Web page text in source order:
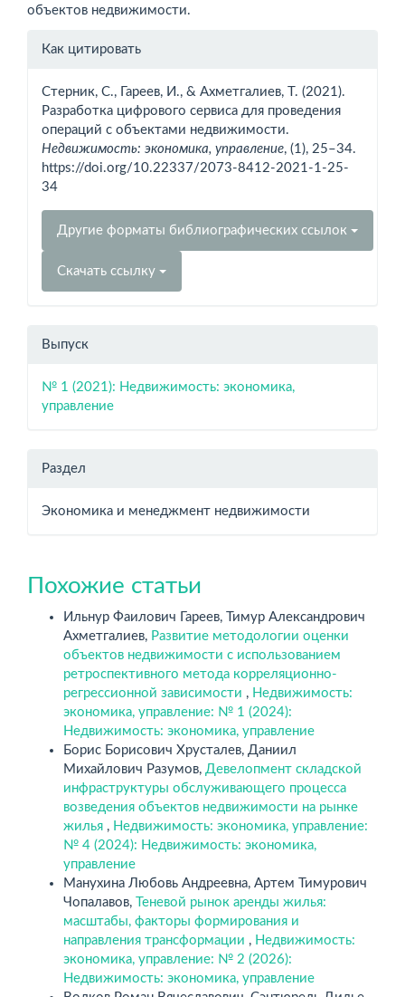
объектов недвижимости.
Информация
Как цитировать
Стерник, С., Гареев, И., & Ахметгалиев, Т. (2021).
Разработка цифрового сервиса для проведения
операций с объектами недвижимости.
Недвижимость: экономика, управление, (1), 25–34.
https://doi.org/10.22337/2073-8412-2021-1-25-
34
Другие форматы библиографических ссылок
Скачать ссылку
Выпуск
№ 1 (2021): Недвижимость: экономика,
управление
Раздел
Экономика и менеджмент недвижимости
Похожие статьи
Ильнур Фаилович Гареев, Тимур Александрович
Ахметгалиев, Развитие методологии оценки
объектов недвижимости с использованием
ретроспективного метода корреляционно-
регрессионной зависимости , Недвижимость:
экономика, управление: № 1 (2024):
Недвижимость: экономика, управление
Борис Борисович Хрусталев, Даниил
Михайлович Разумов, Девелопмент складской
инфраструктуры обслуживающего процесса
возведения объектов недвижимости на рынке
жилья , Недвижимость: экономика, управление:
№ 4 (2024): Недвижимость: экономика,
управление
Манухина Любовь Андреевна, Артем Тимурович
Чопалавов,
Теневой рынок аренды жилья:
масштабы, факторы формирования и
направления трансформации , Недвижимость:
экономика, управление: № 2 (2026):
Недвижимость: экономика, управление